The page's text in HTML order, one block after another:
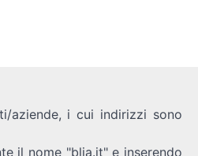
aziende, i cui indirizzi sono
il nome "blia.it" e inserendo